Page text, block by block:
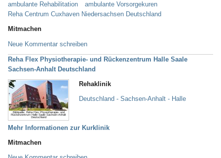
ambulante Rehabilitation
ambulante Vorsorgekuren
Reha Centrum Cuxhaven Niedersachsen Deutschland
Mitmachen
Neue Kommentar schreiben
Reha Flex Physiotherapie- und Rückenzentrum Halle Saale
Sachsen-Anhalt Deutschland
Bildquelle: Reha Flex Physiotherapie- und
Rückenzentrum Halle Saale Sachsen-Anhalt
Deutschland
Rehaklinik
Deutschland - Sachsen-Anhalt - Halle
Mehr Informationen zur Kurklinik
Mitmachen